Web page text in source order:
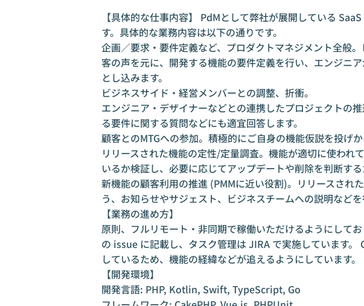
【具体的な仕事内容】 PdMとして弊社が展開している
す。具体的な業務内容は以下の通りです。
企画／要求・要件定義など、プロダクトマネジメント全般
客の声を元に、開発する機能の要件定義を行い、エンジニ
とし込みます。
ビジネスサイド・経営メンバーとの調整、折衝。
エンジニア・デザイナーなどとの連携したプロジェクトの
る要件に関する質問などにも適宜回答します。
顧客とのMTGへの参加。積極的にご自身の機能仮説を投げ
リリースされた機能の定性/定量調査。機能が適切に使われ
いるか検証し、必要に応じてアップデートや削除を判断す
新機能の顧客利用の推進 (PMMに近い役割)。リリースされ
う、お知らせやサジェスト、ビジネスチームへの説明などを
【業務の進め方】
原則、フルリモート・非同期で稼働いただけるようにして
の issue に記載し、タスク管理は JIRA で実施しています
しているため、機能の経緯などが追えるようにしています。
【開発環境】
開発言語: PHP, Kotlin, Swift, TypeScript, Go